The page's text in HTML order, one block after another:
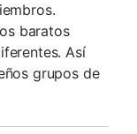
baratos
Así
grupos de